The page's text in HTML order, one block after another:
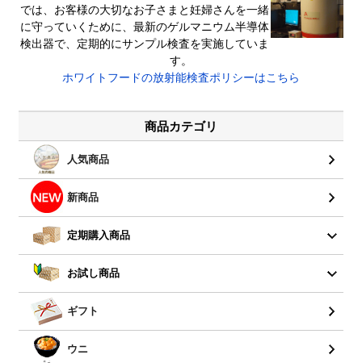
では、お客様の大切なお子さまと妊婦さんを一緒
に守っていくために、最新のゲルマニウム半導体
検出器で、定期的にサンプル検査を実施していま
す。
ホワイトフードの放射能検査ポリシーはこちら
商品カテゴリ
人気商品
新商品
定期購入商品
お試し商品
ギフト
ウニ